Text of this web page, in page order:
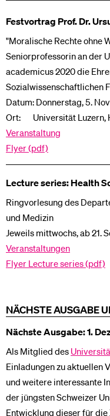
Festvortrag Prof. Dr.
"Moralische Rechte ohne
Seniorprofessorin an der
academicus 2020 die
Sozialwissenschaftlichen
Datum: Donnerstag, 5.
Ort: Universität Luzern,
Veranstaltung
Flyer (pdf)
Lecture series: Health
Ringvorlesung des
und Medizin
Jeweils mittwochs, ab 21.
Veranstaltungen
Flyer Lecture series (pdf)
NÄCHSTE AUSGABE
Nächste Ausgabe: 1.
Als Mitglied des
Einladungen zu aktuellen
und weitere interessante
der jüngsten Schweizer
Entwicklung dieser für